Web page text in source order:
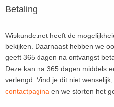
Betaling
Wiskunde.net heeft de
bekijken. Daarnaast hebben we
geeft 365 dagen na ontvangst
Deze kan na 365 dagen middels
verlengd. Vind je dit niet
contactpagina en we storten het
HAVO 5B - Hoofdstuk 8 -
HAVO 5B - Hoofdstuk 9 -
14. Inhoud prisma
15. Lijn door 2 gegeven punten
16. Logaritmen
17. Machten